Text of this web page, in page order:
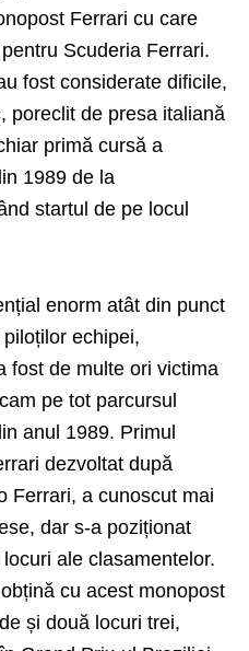
Ferrari cu care
Scuderia Ferrari.
fost considerate dificile,
poreclit de presa italiană
primă cursă a
1989 de la
startul de pe locul
enorm atât din punct
echipei,
fost de multe ori victima
pe tot parcursul
anul 1989. Primul
dezvoltat după
Ferrari, a cunoscut mai
dar s-a poziționat
ale clasamentelor.
cu acest monopost
și două locuri trei,